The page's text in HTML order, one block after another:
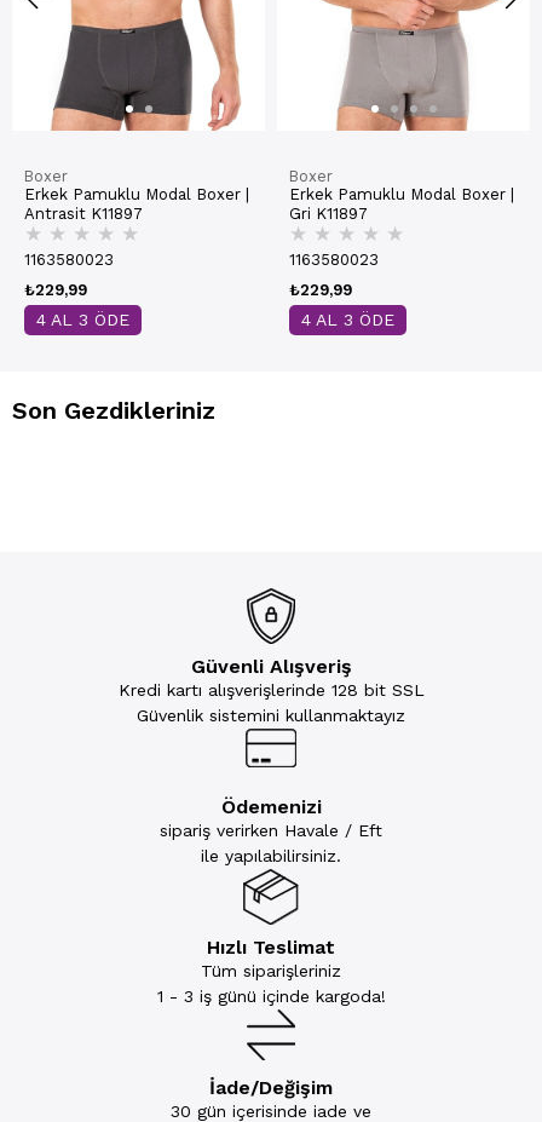
Boxer
Erkek Pamuklu Modal Boxer |
Antrasit K11897
★ ★ ★ ★ ★
1163580023
₺229,99
4 AL 3 ÖDE
Boxer
Erkek Pamuklu Modal Boxer |
Gri K11897
★ ★ ★ ★ ★
1163580023
₺229,99
4 AL 3 ÖDE
Son Gezdikleriniz
Güvenli Alışveriş
Kredi kartı alışverişlerinde 128 bit SSL
Güvenlik sistemini kullanmaktayız
Ödemenizi
sipariş verirken Havale / Eft
ile yapılabilirsiniz.
Hızlı Teslimat
Tüm siparişleriniz
1 - 3 iş günü içinde kargoda!
İade/Değişim
30 gün içerisinde iade ve